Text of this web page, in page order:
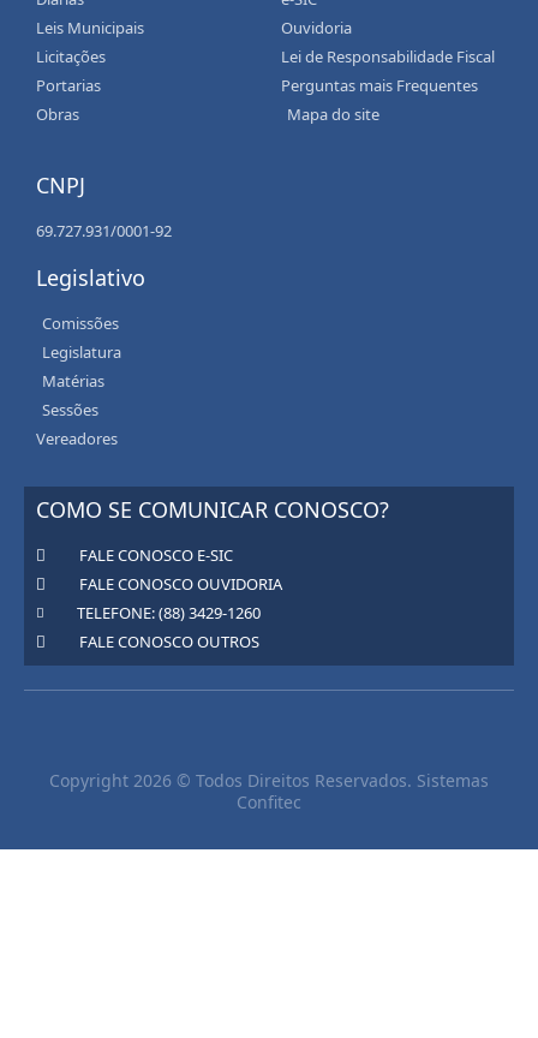
Leis Municipais
Licitações
Portarias
Obras
Ouvidoria
Lei de Responsabilidade Fiscal
Perguntas mais Frequentes
Mapa do site
CNPJ
69.727.931/0001-92
Legislativo
Comissões
Legislatura
Matérias
Sessões
Vereadores
COMO SE COMUNICAR CONOSCO?
FALE CONOSCO E-SIC
FALE CONOSCO OUVIDORIA
TELEFONE: (88) 3429-1260
FALE CONOSCO OUTROS
Copyright 2026 © Todos Direitos Reservados. Sistemas
Confitec